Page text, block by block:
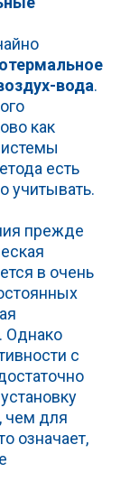
вода.
как
есть
учитывать.
прежде
в очень
Однако
с
чем для
означает,